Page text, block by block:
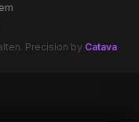
Precision by Catava